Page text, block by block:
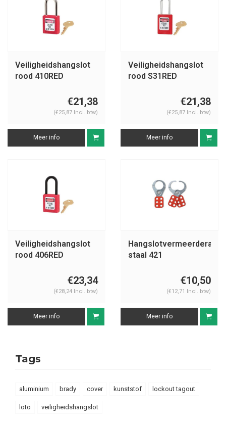
Veiligheidshangslot
rood 410RED
€21,38
(€25,87 Incl. btw)
Meer info
Veiligheidshangslot
rood S31RED
€21,38
(€25,87 Incl. btw)
Meer info
Veiligheidshangslot
rood 406RED
€23,34
(€28,24 Incl. btw)
Meer info
Hangslotvermeerderaar
staal 421
€10,50
(€12,71 Incl. btw)
Meer info
Tags
aluminium brady cover kunststof lockout tagout
loto veiligheidshangslot